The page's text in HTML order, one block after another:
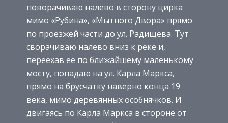
поворачиваю налево в сторону цирка
мимо «Рубина», «Мытного Двора» прямо
по проезжей части до ул. Радищева. Тут
сворачиваю налево вниз к реке и,
переехав её по ближайшему маленькому
мосту, попадаю на ул. Карла Маркса,
прямо на брусчатку наверно конца 19
века, мимо деревянных особнячков. И
двигаясь по Карла Маркса в стороне от